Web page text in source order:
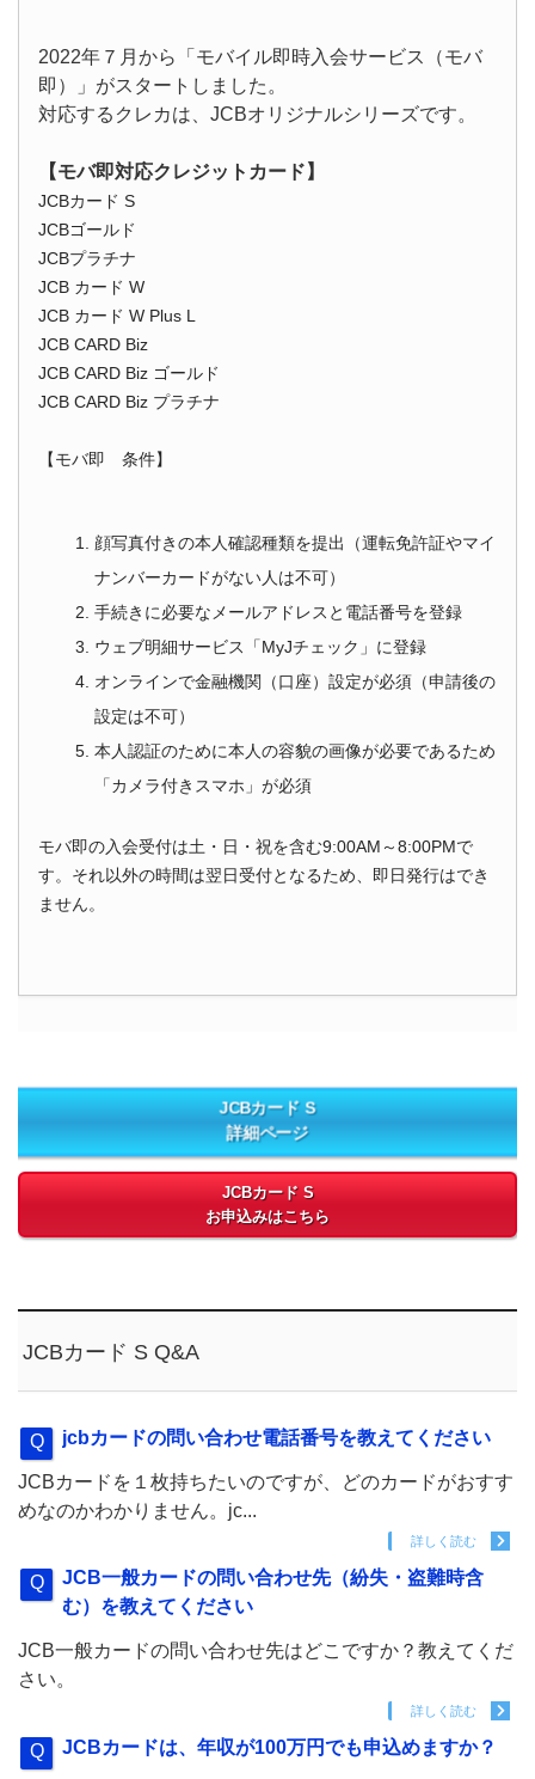
2022年７月から「モバイル即時入会サービス（モバ
即）」がスタートしました。
対応するクレカは、JCBオリジナルシリーズです。
【モバ即対応クレジットカード】
JCBカード S
JCBゴールド
JCBプラチナ
JCB カード W
JCB カード W Plus L
JCB CARD Biz
JCB CARD Biz ゴールド
JCB CARD Biz プラチナ
【モバ即 条件】
顔写真付きの本人確認種類を提出（運転免許証やマイ
ナンバーカードがない人は不可）
手続きに必要なメールアドレスと電話番号を登録
ウェブ明細サービス「MyJチェック」に登録
オンラインで金融機関（口座）設定が必須（申請後の
設定は不可）
本人認証のために本人の容貌の画像が必要であるため
「カメラ付きスマホ」が必須
モバ即の入会受付は土・日・祝を含む9:00AM～8:00PMで
す。それ以外の時間は翌日受付となるため、即日発行はでき
ません。
JCBカード S
詳細ページ
JCBカード S
お申込みはこちら
JCBカード S Q&A
jcbカードの問い合わせ電話番号を教えてください
JCBカードを１枚持ちたいのですが、どのカードがおすす
めなのかわかりません。jc...
詳しく読む
JCB一般カードの問い合わせ先（紛失・盗難時含
む）を教えてください
JCB一般カードの問い合わせ先はどこですか？教えてくだ
さい。
詳しく読む
JCBカードは、年収が100万円でも申込めますか？